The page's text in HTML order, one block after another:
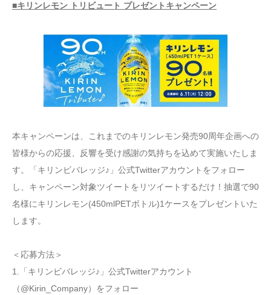
■キリンレモン トリビュート プレゼントキャンペーン
本キャンペーンは、これまでのキリンレモン発売90周年企画への
皆様からの応援、反響を受け感謝の気持ちを込めて実施いたしま
す。「キリンビバレッジ♪」公式Twitterアカウントをフォロー
し、キャンペーン対象ツイートをリツイートするだけ！抽選で90
名様にキリンレモン(450mlPETボトル)1ケースをプレゼントいた
します。
＜応募方法＞
1.「キリンビバレッジ♪」公式Twitterアカウント
（@Kirin_Company）をフォロー